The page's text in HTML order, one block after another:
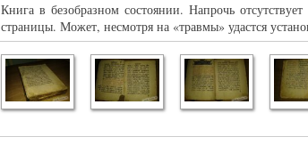
Книга в безобразном состоянии. Напрочь
страницы. Может, несмотря на «травмы» удастся